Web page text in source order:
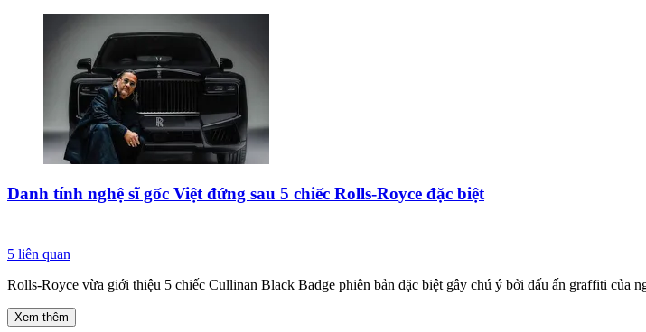
Danh tính nghệ sĩ gốc Việt đứng sau 5 chiếc Rolls-Royce đặc biệt
5 liên quan
Rolls-Royce vừa giới thiệu 5 chiếc Cullinan Black Badge phiên bản đặc biệt gây chú ý bởi dấu ấn graffiti của
Xem thêm